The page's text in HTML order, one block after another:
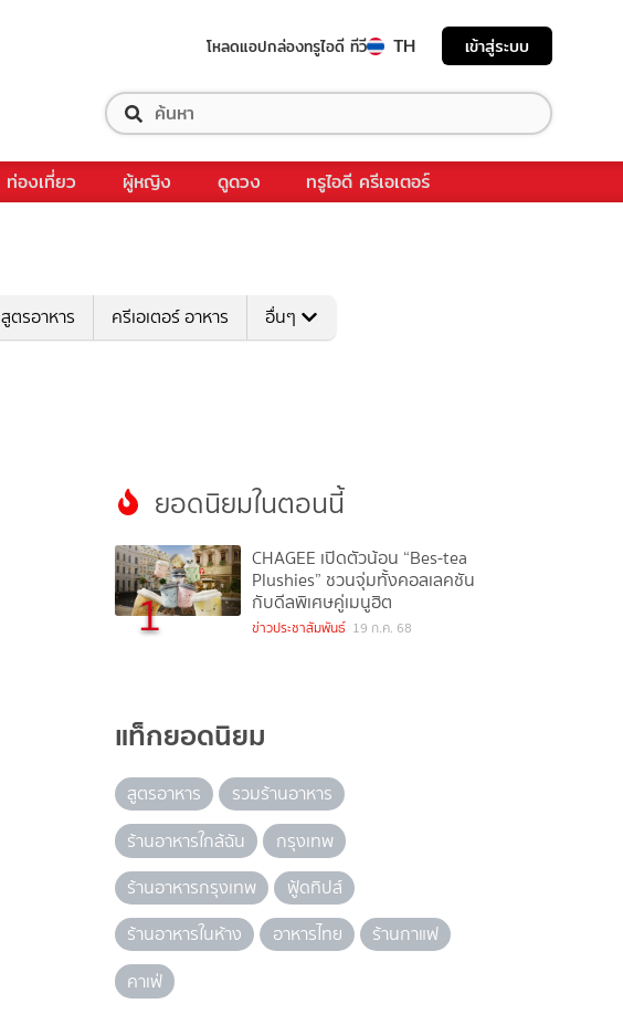
โหลดแอปกล่องทรูไอดี ทีวี TH เข้าสู่ระบบ
ท่องเที่ยว ผู้หญิง ดูดวง ทรูไอดี ครีเอเตอร์
สูตรอาหาร ครีเอเตอร์ อาหาร อื่นๆ
ยอดนิยมในตอนนี้
1
CHAGEE เปิดตัวน้อน “Bes-tea
Plushies” ชวนจุ่มทั้งคอลเลคชัน
กับดีลพิเศษคู่เมนูฮิต
ข่าวประชาสัมพันธ์ 19 ก.ค. 68
แท็กยอดนิยม
สูตรอาหาร
รวมร้านอาหาร
ร้านอาหารใกล้ฉัน
กรุงเทพ
ร้านอาหารกรุงเทพ
ฟู้ดทิปส์
ร้านอาหารในห้าง
อาหารไทย
ร้านกาแฟ
คาเฟ่